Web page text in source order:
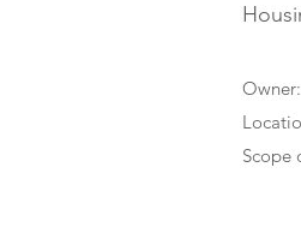
Scope